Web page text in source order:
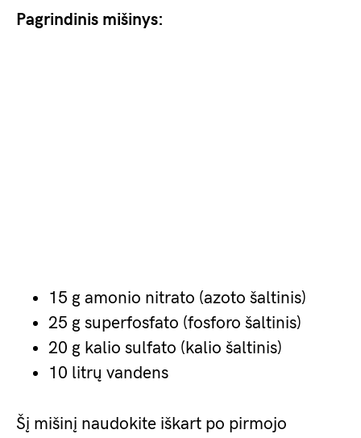
Pagrindinis mišinys:
15 g amonio nitrato (azoto šaltinis)
25 g superfosfato (fosforo šaltinis)
20 g kalio sulfato (kalio šaltinis)
10 litrų vandens
Šį mišinį naudokite iškart po pirmojo